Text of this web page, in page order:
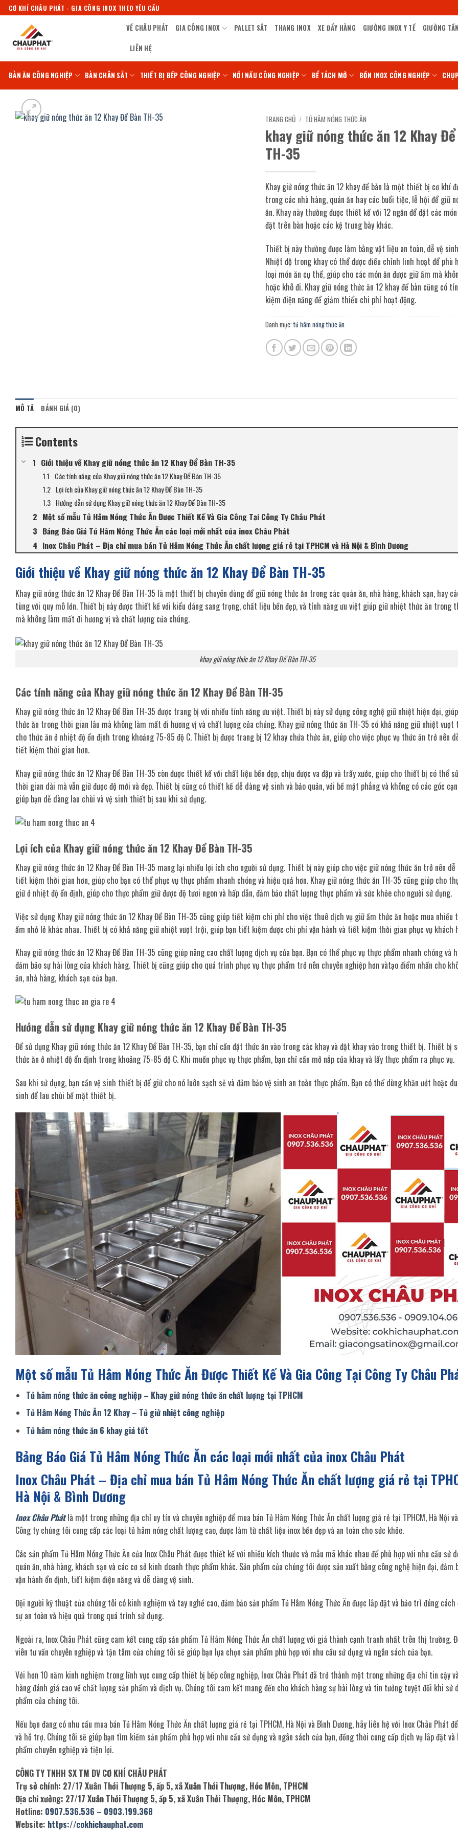
qua
dung
CƠ KHÍ CHÂU PHÁT - GIA CÔNG INOX THEO YÊU CẦU
VỀ CHÂU PHÁT GIA CÔNG INOX PALLET SẮT THANG INOX XE ĐẨY HÀNG GIƯỜNG INOX Y TẾ GIƯỜNG
LIÊN HỆ
BÀN ĂN CÔNG NGHIỆP BÀN CHÂN SẮT THIẾT BỊ BẾP CÔNG NGHIỆP NỒI NẤU CÔNG NGHIỆP BỂ TÁCH MỠ BỒN INOX CÔNG NGHIỆP
TRANG CHỦ / TỦ HÂM NÓNG THỨC ĂN
khay giữ nóng thức ăn 12 Khay
TH-35
Khay giữ nóng thức ăn 12 khay để bàn là một thiết bị cơ khí
trong các nhà hàng, quán ăn hay các buổi tiệc, lễ hội để giữ
ăn. Khay này thường được thiết kế với 12 ngăn để đặt các
đặt trên bàn hoặc các kệ trưng bày khác.
Thiết bị này thường được làm bằng vật liệu an toàn, dễ vệ
Nhiệt độ trong khay có thể được điều chỉnh linh hoạt để phù
loại món ăn cụ thể, giúp cho các món ăn được giữ ấm mà
hoặc khô đi. Khay giữ nóng thức ăn 12 khay để bàn cũng có
kiệm điện năng để giảm thiểu chi phí hoạt động.
Danh mục: tủ hâm nóng thức ăn
MÔ TẢ ĐÁNH GIÁ (0)
Contents
Giới thiệu về Khay giữ nóng thức ăn 12 Khay Để Bàn TH-35
Các tính năng của Khay giữ nóng thức ăn 12 Khay Để Bàn TH-35
Lợi ích của Khay giữ nóng thức ăn 12 Khay Để Bàn TH-35
Hướng dẫn sử dụng Khay giữ nóng thức ăn 12 Khay Để Bàn TH-35
Một số mẫu Tủ Hâm Nóng Thức Ăn Được Thiết Kế Và Gia Công Tại Công Ty Châu Phát
Bảng Báo Giá Tủ Hâm Nóng Thức Ăn các loại mới nhất của inox Châu Phát
Inox Châu Phát – Địa chỉ mua bán Tủ Hâm Nóng Thức Ăn chất lượng giá rẻ tại TPHCM và Hà Nội & Bình Dương
Giới thiệu về Khay giữ nóng thức ăn 12 Khay Để Bàn TH-35
Khay giữ nóng thức ăn 12 Khay Để Bàn TH-35 là một thiết bị chuyên dùng để giữ nóng thức ăn trong các quán ăn, nhà hàng, khách sạn, hay
tùng với quy mô lớn. Thiết bị này được thiết kế với kiểu dáng sang trọng, chất liệu bền đẹp, và tính năng ưu việt giúp giữ nhiệt thức ăn trong
mà không làm mất đi hương vị và chất lượng của chúng.
khay giữ nóng thức ăn 12 Khay Để Bàn TH-35
Các tính năng của Khay giữ nóng thức ăn 12 Khay Để Bàn TH-35
Khay giữ nóng thức ăn 12 Khay Để Bàn TH-35 được trang bị với nhiều tính năng ưu việt. Thiết bị này sử dụng công nghệ giữ nhiệt hiện đại,
thức ăn trong thời gian lâu mà không làm mất đi hương vị và chất lượng của chúng. Khay giữ nóng thức ăn TH-35 có khả năng giữ nhiệt
cho thức ăn ở nhiệt độ ổn định trong khoảng 75-85 độ C. Thiết bị được trang bị 12 khay chứa thức ăn, giúp cho việc phục vụ thức ăn trở nên
tiết kiệm thời gian hơn.
Khay giữ nóng thức ăn 12 Khay Để Bàn TH-35 còn được thiết kế với chất liệu bền đẹp, chịu được va đập và trầy xước, giúp cho thiết bị có thể
thời gian dài mà vẫn giữ được độ mới và đẹp. Thiết bị cũng có thiết kế dễ dàng vệ sinh và bảo quản, với bề mặt phẳng và không có các góc
giúp bạn dễ dàng lau chùi và vệ sinh thiết bị sau khi sử dụng.
Lợi ích của Khay giữ nóng thức ăn 12 Khay Để Bàn TH-35
Khay giữ nóng thức ăn 12 Khay Để Bàn TH-35 mang lại nhiều lợi ích cho người sử dụng. Thiết bị này giúp cho việc giữ nóng thức ăn trở nên dễ
tiết kiệm thời gian hơn, giúp cho bạn có thể phục vụ thực phẩm nhanh chóng và hiệu quả hơn. Khay giữ nóng thức ăn TH-35 cũng giúp cho
giữ ở nhiệt độ ổn định, giúp cho thực phẩm giữ được độ tươi ngon và hấp dẫn, đảm bảo chất lượng thực phẩm và sức khỏe cho người sử dụng.
Việc sử dụng Khay giữ nóng thức ăn 12 Khay Để Bàn TH-35 cũng giúp tiết kiệm chi phí cho việc thuê dịch vụ giữ ấm thức ăn hoặc mua
ấm nhỏ lẻ khác nhau. Thiết bị có khả năng giữ nhiệt vượt trội, giúp bạn tiết kiệm được chi phí vận hành và tiết kiệm thời gian phục vụ khách
Khay giữ nóng thức ăn 12 Khay Để Bàn TH-35 cũng giúp nâng cao chất lượng dịch vụ của bạn. Bạn có thể phục vụ thực phẩm nhanh chóng và
đảm bảo sự hài lòng của khách hàng. Thiết bị cũng giúp cho quá trình phục vụ thực phẩm trở nên chuyên nghiệp hơn vàtạo điểm nhấn cho
ăn, nhà hàng, khách sạn của bạn.
Hướng dẫn sử dụng Khay giữ nóng thức ăn 12 Khay Để Bàn TH-35
Để sử dụng Khay giữ nóng thức ăn 12 Khay Để Bàn TH-35, bạn chỉ cần đặt thức ăn vào trong các khay và đặt khay vào trong thiết bị. Thiết bị
thức ăn ở nhiệt độ ổn định trong khoảng 75-85 độ C. Khi muốn phục vụ thực phẩm, bạn chỉ cần mở nắp của khay và lấy thực phẩm ra phục vụ.
Sau khi sử dụng, bạn cần vệ sinh thiết bị để giữ cho nó luôn sạch sẽ và đảm bảo vệ sinh an toàn thực phẩm. Bạn có thể dùng khăn ướt hoặc
sinh để lau chùi bề mặt thiết bị.
Một số mẫu Tủ Hâm Nóng Thức Ăn Được Thiết Kế Và Gia Công Tại Công Ty Châu
Tủ hâm nóng thức ăn công nghiệp – Khay giử nóng thức ăn chất lượng tại TPHCM
Tủ Hâm Nóng Thức Ăn 12 Khay – Tủ giử nhiệt công nghiệp
Tủ hâm nóng thức ăn 6 khay giá tốt
Bảng Báo Giá Tủ Hâm Nóng Thức Ăn các loại mới nhất của inox Châu Phát
Inox Châu Phát – Địa chỉ mua bán Tủ Hâm Nóng Thức Ăn chất lượng giá rẻ tại
Hà Nội & Bình Dương
Inox Châu Phátlà một trong những địa chỉ uy tín và chuyên nghiệp để mua bán Tủ Hâm Nóng Thức Ăn chất lượng giá rẻ tại TPHCM, Hà Nội
Công ty chúng tôi cung cấp các loại tủ hâm nóng chất lượng cao, được làm từ chất liệu inox bền đẹp và an toàn cho sức khỏe.
Các sản phẩm Tủ Hâm Nóng Thức Ăn của Inox Châu Phát được thiết kế với nhiều kích thước và mẫu mã khác nhau để phù hợp với nhu cầu sử
quán ăn, nhà hàng, khách sạn và các cơ sở kinh doanh thực phẩm khác. Sản phẩm của chúng tôi được sản xuất bằng công nghệ hiện đại, đảm
vận hành ổn định, tiết kiệm điện năng và dễ dàng vệ sinh.
Đội người kỹ thuật của chúng tôi có kinh nghiệm và tay nghề cao, đảm bảo sản phẩm Tủ Hâm Nóng Thức Ăn được lắp đặt và bảo trì đúng cách
sự an toàn và hiệu quả trong quá trình sử dụng.
Ngoài ra, Inox Châu Phát cũng cam kết cung cấp sản phẩm Tủ Hâm Nóng Thức Ăn chất lượng với giá thành cạnh tranh nhất trên thị trường.
viên tư vấn chuyên nghiệp và tận tâm của chúng tôi sẽ giúp bạn lựa chọn sản phẩm phù hợp với nhu cầu sử dụng và ngân sách của bạn.
Với hơn 10 năm kinh nghiệm trong lĩnh vực cung cấp thiết bị bếp công nghiệp, Inox Châu Phát đã trở thành một trong những địa chỉ tin cậy
hàng đánh giá cao về chất lượng sản phẩm và dịch vụ. Chúng tôi cam kết mang đến cho khách hàng sự hài lòng và tin tưởng tuyệt đối khi sử
phẩm của chúng tôi.
Nếu bạn đang có nhu cầu mua bán Tủ Hâm Nóng Thức Ăn chất lượng giá rẻ tại TPHCM, Hà Nội và Bình Dương, hãy liên hệ với Inox Châu Phát
và hỗ trợ. Chúng tôi sẽ giúp bạn tìm kiếm sản phẩm phù hợp với nhu cầu sử dụng và ngân sách của bạn, đồng thời cung cấp dịch vụ lắp đặt
phẩm chuyên nghiệp và tiện lợi.
CÔNG TY TNHH SX TM DV CƠ KHÍ CHÂU PHÁT
Trụ sở chính: 27/17 Xuân Thới Thượng 5, ấp 5, xã Xuân Thới Thượng, Hóc Môn, TPHCM
Địa chỉ xưởng: 27/17 Xuân Thới Thượng 5, ấp 5, xã Xuân Thới Thượng, Hóc Môn, TPHCM
Hotline: 0907.536.536 – 0903.199.368
Website: https://cokhichauphat.com